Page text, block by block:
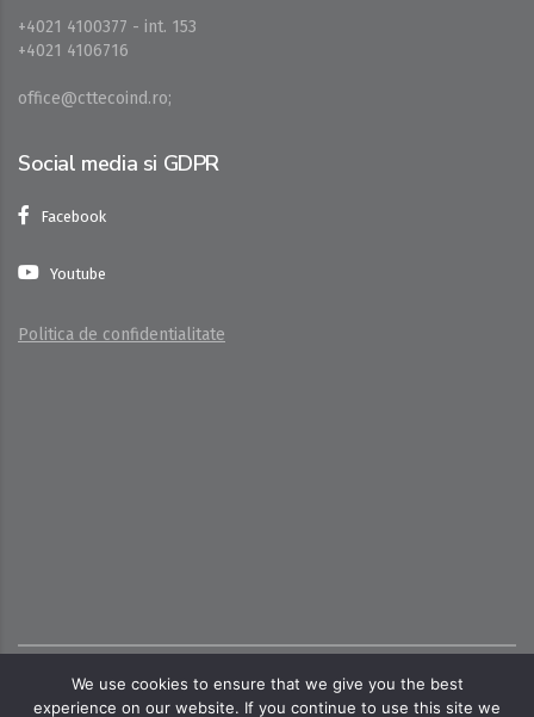
+4021 4100377 - int. 153
+4021 4106716
office@cttecoind.ro;
Social media si GDPR
Facebook
Youtube
Politica de confidentialitate
Copyright © 2026 Toate dreptrurile rezervate pentru
cttecoind.ro
We use cookies to ensure that we give you the best
experience on our website. If you continue to use this site we